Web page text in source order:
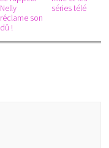
Nelly
réclame son
dû !
séries télé